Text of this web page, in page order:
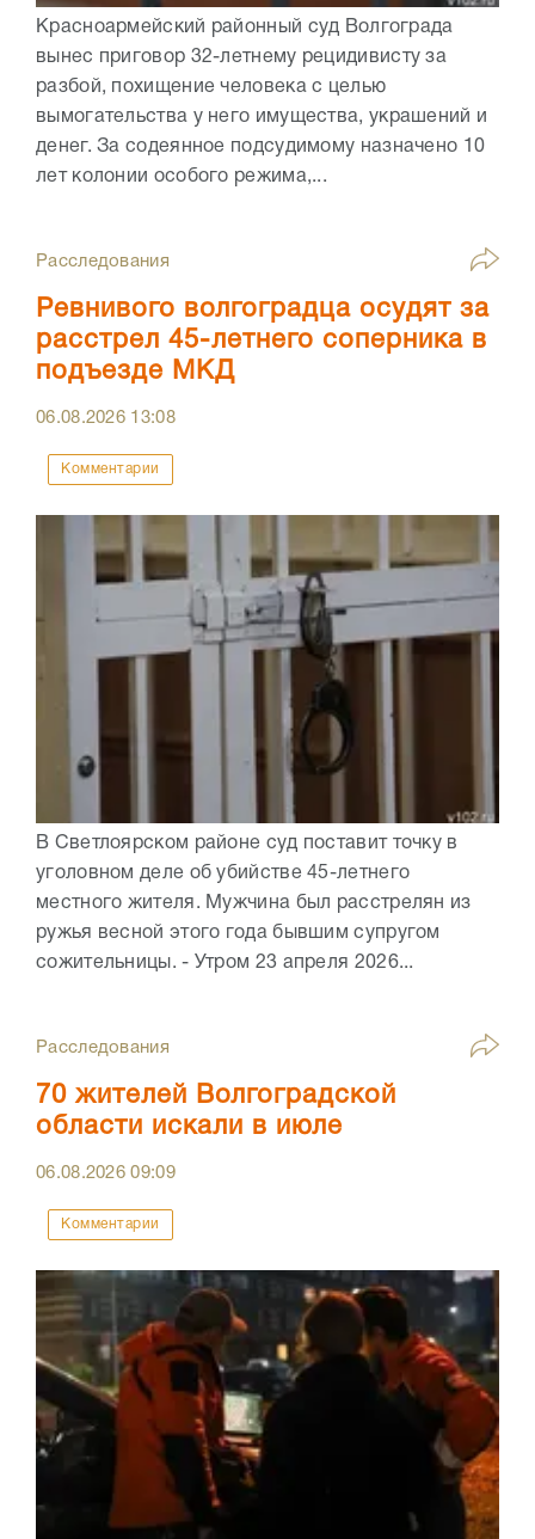
Красноармейский районный суд Волгограда
вынес приговор 32-летнему рецидивисту за
разбой, похищение человека с целью
вымогательства у него имущества, украшений и
денег. За содеянное подсудимому назначено 10
лет колонии особого режима,...
Расследования
Ревнивого волгоградца осудят за
расстрел 45-летнего соперника в
подъезде МКД
06.08.2026 13:08
Комментарии
В Светлоярском районе суд поставит точку в
уголовном деле об убийстве 45-летнего
местного жителя. Мужчина был расстрелян из
ружья весной этого года бывшим супругом
сожительницы. - Утром 23 апреля 2026...
Расследования
70 жителей Волгоградской
области искали в июле
06.08.202609:09
Комментарии